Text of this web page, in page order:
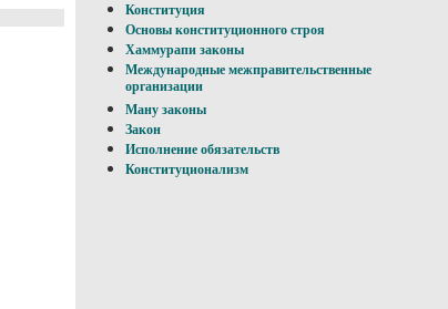
Конституция
Основы конституционного строя
Хаммурапи законы
Международные межправительственные
организации
Ману законы
Закон
Исполнение обязательств
Конституционализм